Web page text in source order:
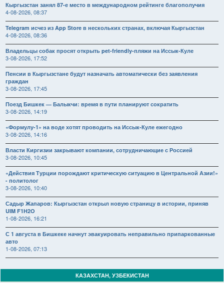
Кыргызстан занял 87-е место в международном рейтинге благополучия
4-08-2026, 08:37
Telegram исчез из App Store в нескольких странах, включая Кыргызстан
4-08-2026, 08:36
Владельцы собак просят открыть pet-friendly-пляжи на Иссык-Куле
3-08-2026, 17:52
Пенсии в Кыргызстане будут назначать автоматически без заявления
граждан
3-08-2026, 17:45
Поезд Бишкек — Балыкчи: время в пути планируют сократить
3-08-2026, 14:19
«Формулу-1» на воде хотят проводить на Иссык-Куле ежегодно
3-08-2026, 14:16
Власти Киргизии закрывают компании, сотрудничающие с Россией
3-08-2026, 10:45
«Действия Турции порождают критическую ситуацию в Центральной Азии!»
- политолог
3-08-2026, 10:40
Садыр Жапаров: Кыргызстан открыл новую страницу в истории, приняв
UIM F1H2O
1-08-2026, 16:21
С 1 августа в Бишкеке начнут эвакуировать неправильно припаркованные
авто
1-08-2026, 07:13
КАЗАХСТАН, УЗБЕКИСТАН